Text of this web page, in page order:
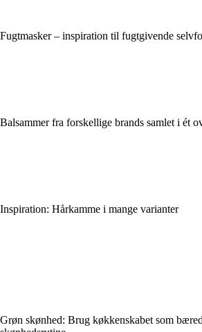
Fugtmasker – inspiration til fugtgivende
Balsammer fra forskellige brands samlet i ét
Inspiration: Hårkamme i mange varianter
Grøn skønhed: Brug køkkenskabet som